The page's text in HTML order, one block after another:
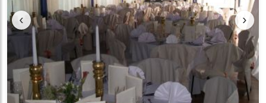
‹ ›